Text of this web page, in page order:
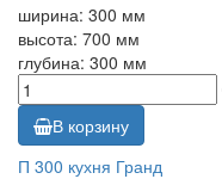
ширина: 300 мм
высота: 700 мм
глубина: 300 мм
В корзину
П 300 кухня Гранд